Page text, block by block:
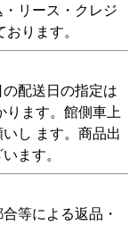
リース・クレジ
ります。
配送日の指定は
ります。館側車上
し ます。商品出
ます。
等による返品・